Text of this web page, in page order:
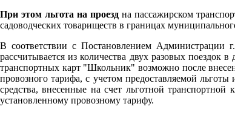
При этом льгота на проезд на пассажирском
садоводческих товариществ в границах
В соответствии с Постановлением
рассчитывается из количества двух разовых
транспортных карт "Школьник" возможно после
провозного тарифа, с учетом предоставляемой
средства, внесенные на счет льготной
установленному провозному тарифу.